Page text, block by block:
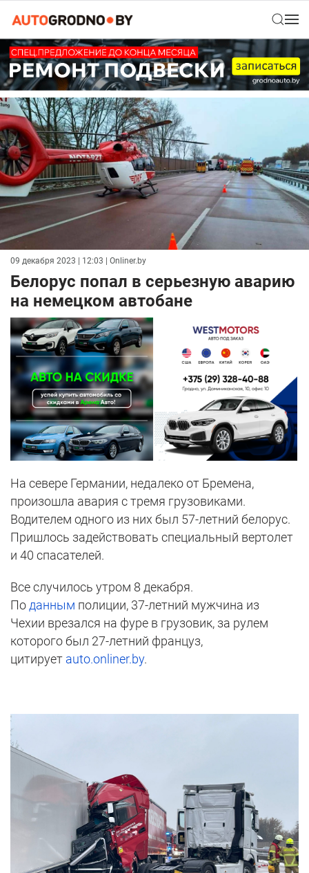
09 декабря 2023 | 12:03 | Onliner.by
Белорус попал в серьезную аварию
на немецком автобане
На севере Германии, недалеко от Бремена,
произошла авария с тремя грузовиками.
Водителем одного из них был 57-летний белорус.
Пришлось задействовать специальный вертолет
и 40 спасателей.
Все случилось утром 8 декабря.
Поданным полиции, 37-летний мужчина из
Чехии врезался на фуре в грузовик, за рулем
которого был 27-летний француз,
цитирует auto.onliner.by.